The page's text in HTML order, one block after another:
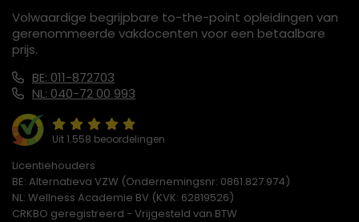
Volwaardige begrijpbare to-the-point opleidingen van
gerenommeerde vakdocenten voor een betaalbare
prijs.
BE: 011-872703
NL: 040-72 00 993
Uit 1.558 beoordelingen
Licentiehouders
BE: Alternatieva VZW (Ondernemingsnr: 0861.827.974)
NL: Wellness Academie BV (KVK: 62819526)
CRKBO geregistreerd - Vrijgesteld van BTW